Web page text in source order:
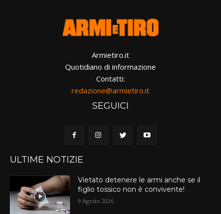
Armietiro.it
Quotidiano di informazione
Contatti:
redazione@armietiro.it
SEGUICI
ULTIME NOTIZIE
Vietato detenere le armi anche se il
figlio tossico non è convivente!
9 Agosto 2026